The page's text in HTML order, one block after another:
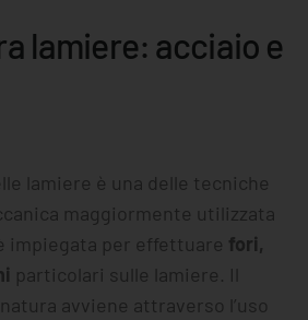
lamiere: acciaio e
lamiere è una delle tecniche
maggiormente utilizzata
impiegata per effettuare fori,
particolari sulle lamiere. Il
avviene attraverso l’uso